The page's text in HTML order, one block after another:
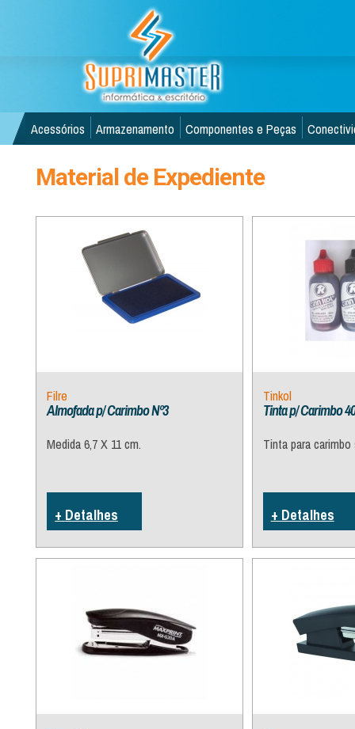
Acessórios Armazenamento Componentes e Peças
Material de Expediente
Filre
Almofada p/ Carimbo Nº3
Medida 6,7 X 11 cm.
+ Detalhes
Tinkol
Tinta p/ Carimbo
Tinta para
+ Detalhes